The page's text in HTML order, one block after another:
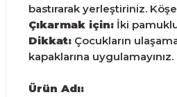
bastırarak yerleştiriniz.
Çıkarmak için: İki
Dikkat: Çocukların
kapaklarına
Ürün Adı: